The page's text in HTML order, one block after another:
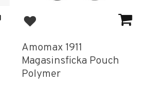
Add to favorites
Amomax 1911
Magasinsficka Pouch
Polymer